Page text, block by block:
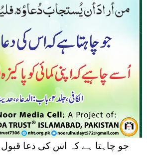
جو چاہتا ہے کہ اس کی دعا قبول